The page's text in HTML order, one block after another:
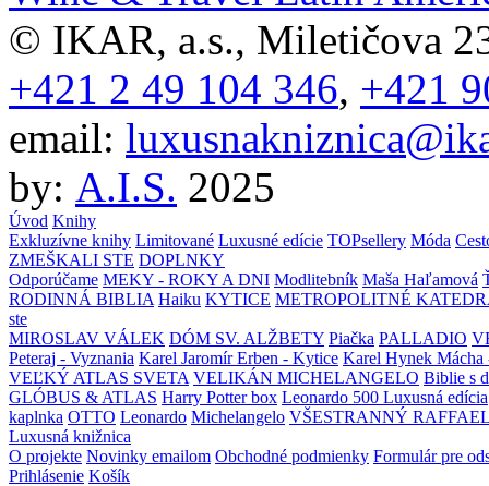
© IKAR, a.s., Miletičova
+421 2 49 104 346, +421
email:
by: A.I.S. 2025
Úvod Knihy
Exkluzívne knihy Limitované Luxusné edície TOPsellery Móda
ZMEŠKALI STE DOPLNKY
Odporúčame MEKY - ROKY A DNI Modlitebník Maša Haľamová
RODINNÁ BIBLIA Haiku KYTICE METROPOLITNÉ
ste
MIROSLAV VÁLEK DÓM SV. ALŽBETY Piačka PALLADIO
Peteraj - Vyznania Karel Jaromír Erben - Kytice Karel Hynek Mácha
VEĽKÝ ATLAS SVETA VELIKÁN MICHELANGELO Biblie s
GLÓBUS & ATLAS Harry Potter box Leonardo 500 Luxusná edícia
kaplnka OTTO Leonardo Michelangelo VŠESTRANNÝ
Luxusná knižnica
O projekte Novinky emailom Obchodné podmienky Formulár pre
Prihlásenie Košík